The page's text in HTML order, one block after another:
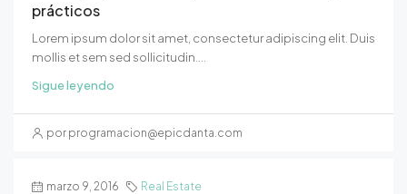
prácticos
Lorem ipsum dolor sit amet, consectetur adipiscing elit. Duis
mollis et sem sed sollicitudin....
Sigue leyendo
por programacion@epicdanta.com
marzo 9, 2016 Real Estate